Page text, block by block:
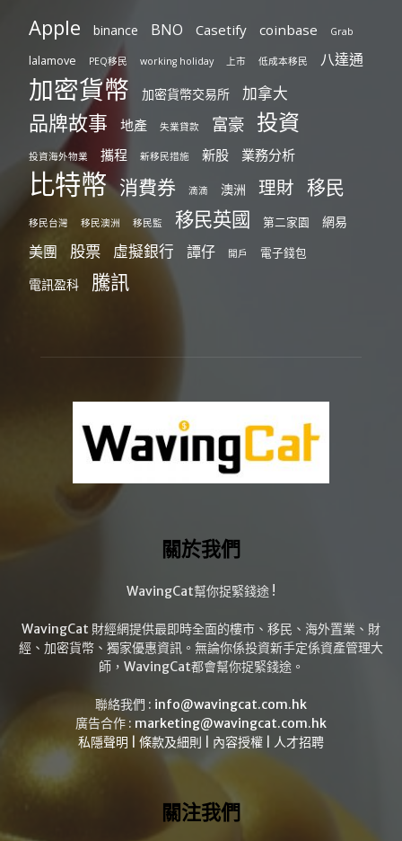
Apple binance BNO Casetify coinbase Grab
lalamove PEQ移民 working holiday 上市 低成本移民 八達通
加密貨幣 加密貨幣交易所 加拿大
品牌故事 地產 失業貸款 富豪 投資
投資海外物業 攜程 新移民措施 新股 業務分析
比特幣 消費券 滴滴 澳洲 理財 移民
移民台灣 移民澳洲 移民監 移民英國 第二家園 網易
美團 股票 虛擬銀行 譚仔 開戶 電子錢包
電訊盈科 騰訊
關於我們
WavingCat幫你捉緊錢途 !
WavingCat 財經網提供最即時全面的樓市、移民、海外置業、財
經、加密貨幣、獨家優惠資訊。無論你係投資新手定係資產管理大
師，WavingCat都會幫你捉緊錢途。
聯絡我們 : info@wavingcat.com.hk
廣告合作 : marketing@wavingcat.com.hk
私隱聲明
條款及細則 內容授權 人才招聘
關注我們